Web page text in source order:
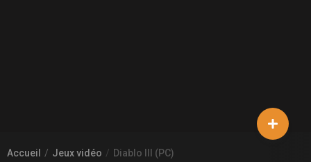
Accueil Jeux vidéo Diablo III (PC)